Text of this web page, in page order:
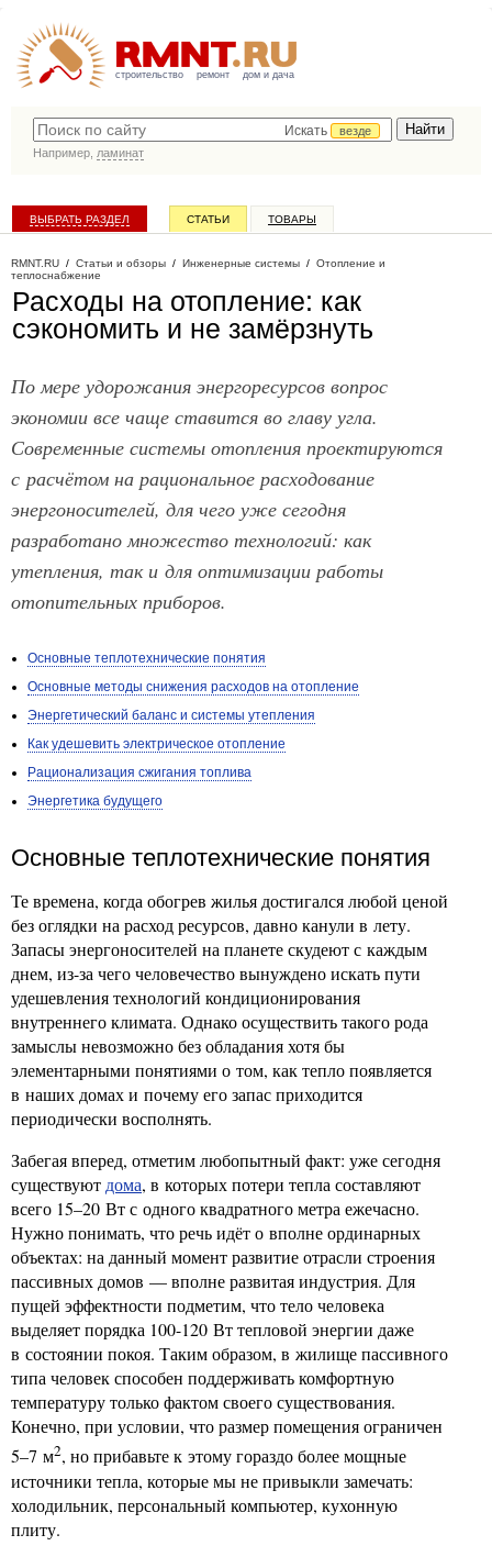
строительство ремонт дом и дача
Искать
везде
Например, ламинат
ВЫБРАТЬ РАЗДЕЛ СТАТЬИ ТОВАРЫ
RMNT.RU / Статьи и обзоры / Инженерные системы / Отопление и
теплоснабжение
Расходы на отопление: как
сэкономить и не замёрзнуть
По мере удорожания энергоресурсов вопрос
экономии все чаще ставится во главу угла.
Современные системы отопления проектируются
с расчётом на рациональное расходование
энергоносителей, для чего уже сегодня
разработано множество технологий: как
утепления, так и для оптимизации работы
отопительных приборов.
Основные теплотехнические понятия
Основные методы снижения расходов на отопление
Энергетический баланс и системы утепления
Как удешевить электрическое отопление
Рационализация сжигания топлива
Энергетика будущего
Основные теплотехнические понятия
Те времена, когда обогрев жилья достигался любой ценой
без оглядки на расход ресурсов, давно канули в лету.
Запасы энергоносителей на планете скудеют с каждым
днем, из-за чего человечество вынуждено искать пути
удешевления технологий кондиционирования
внутреннего климата. Однако осуществить такого рода
замыслы невозможно без обладания хотя бы
элементарными понятиями о том, как тепло появляется
в наших домах и почему его запас приходится
периодически восполнять.
Забегая вперед, отметим любопытный факт: уже сегодня
существуют дома, в которых потери тепла составляют
всего 15–20 Вт с одного квадратного метра ежечасно.
Нужно понимать, что речь идёт о вполне ординарных
объектах: на данный момент развитие отрасли строения
пассивных домов — вполне развитая индустрия. Для
пущей эффектности подметим, что тело человека
выделяет порядка 100-120 Вт тепловой энергии даже
в состоянии покоя. Таким образом, в жилище пассивного
типа человек способен поддерживать комфортную
температуру только фактом своего существования.
Конечно, при условии, что размер помещения ограничен
5–7 м2, но прибавьте к этому гораздо более мощные
источники тепла, которые мы не привыкли замечать:
холодильник, персональный компьютер, кухонную
плиту.